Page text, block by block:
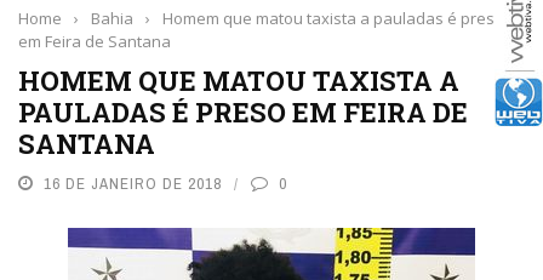
Home › Bahia ›
Homem que matou taxista a pauladas é preso
em Feira de Santana
HOMEM QUE MATOU TAXISTA A
PAULADAS É PRESO EM FEIRA DE
SANTANA
16 DE JANEIRO DE 2018 0